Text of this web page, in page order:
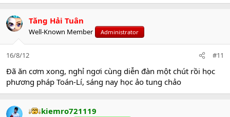
Tăng Hải Tuân
Well-Known Member Administrator
16/8/12 #11
Đã ăn cơm xong, nghỉ ngơi cùng diễn đàn một chút rồi học
phương pháp Toán-Lí, sáng nay học ảo tung chảo
kiemro721119